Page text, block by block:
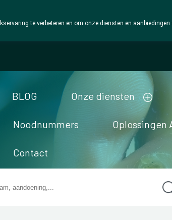
BLOG Onze diensten
Noodnummers Oplossingen
Contact
te verbeteren en om onze diensten en